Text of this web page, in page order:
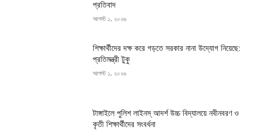
প্রতিবাদ
আগস্ট ১, ২০২৬
শিক্ষার্থীদের দক্ষ করে গড়তে সরকার নানা উদ্যোগ নিয়েছে:
প্রতিমন্ত্রী টুকু
আগস্ট ১, ২০২৬
টাঙ্গাইলে পুলিশ লাইনস্ আদর্শ উচ্চ বিদ্যালয়ে নবীনবরণ ও
কৃতী শিক্ষার্থীদের সংবর্ধনা